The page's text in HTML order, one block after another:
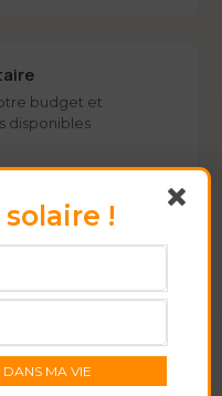
budget et
disponibles
!